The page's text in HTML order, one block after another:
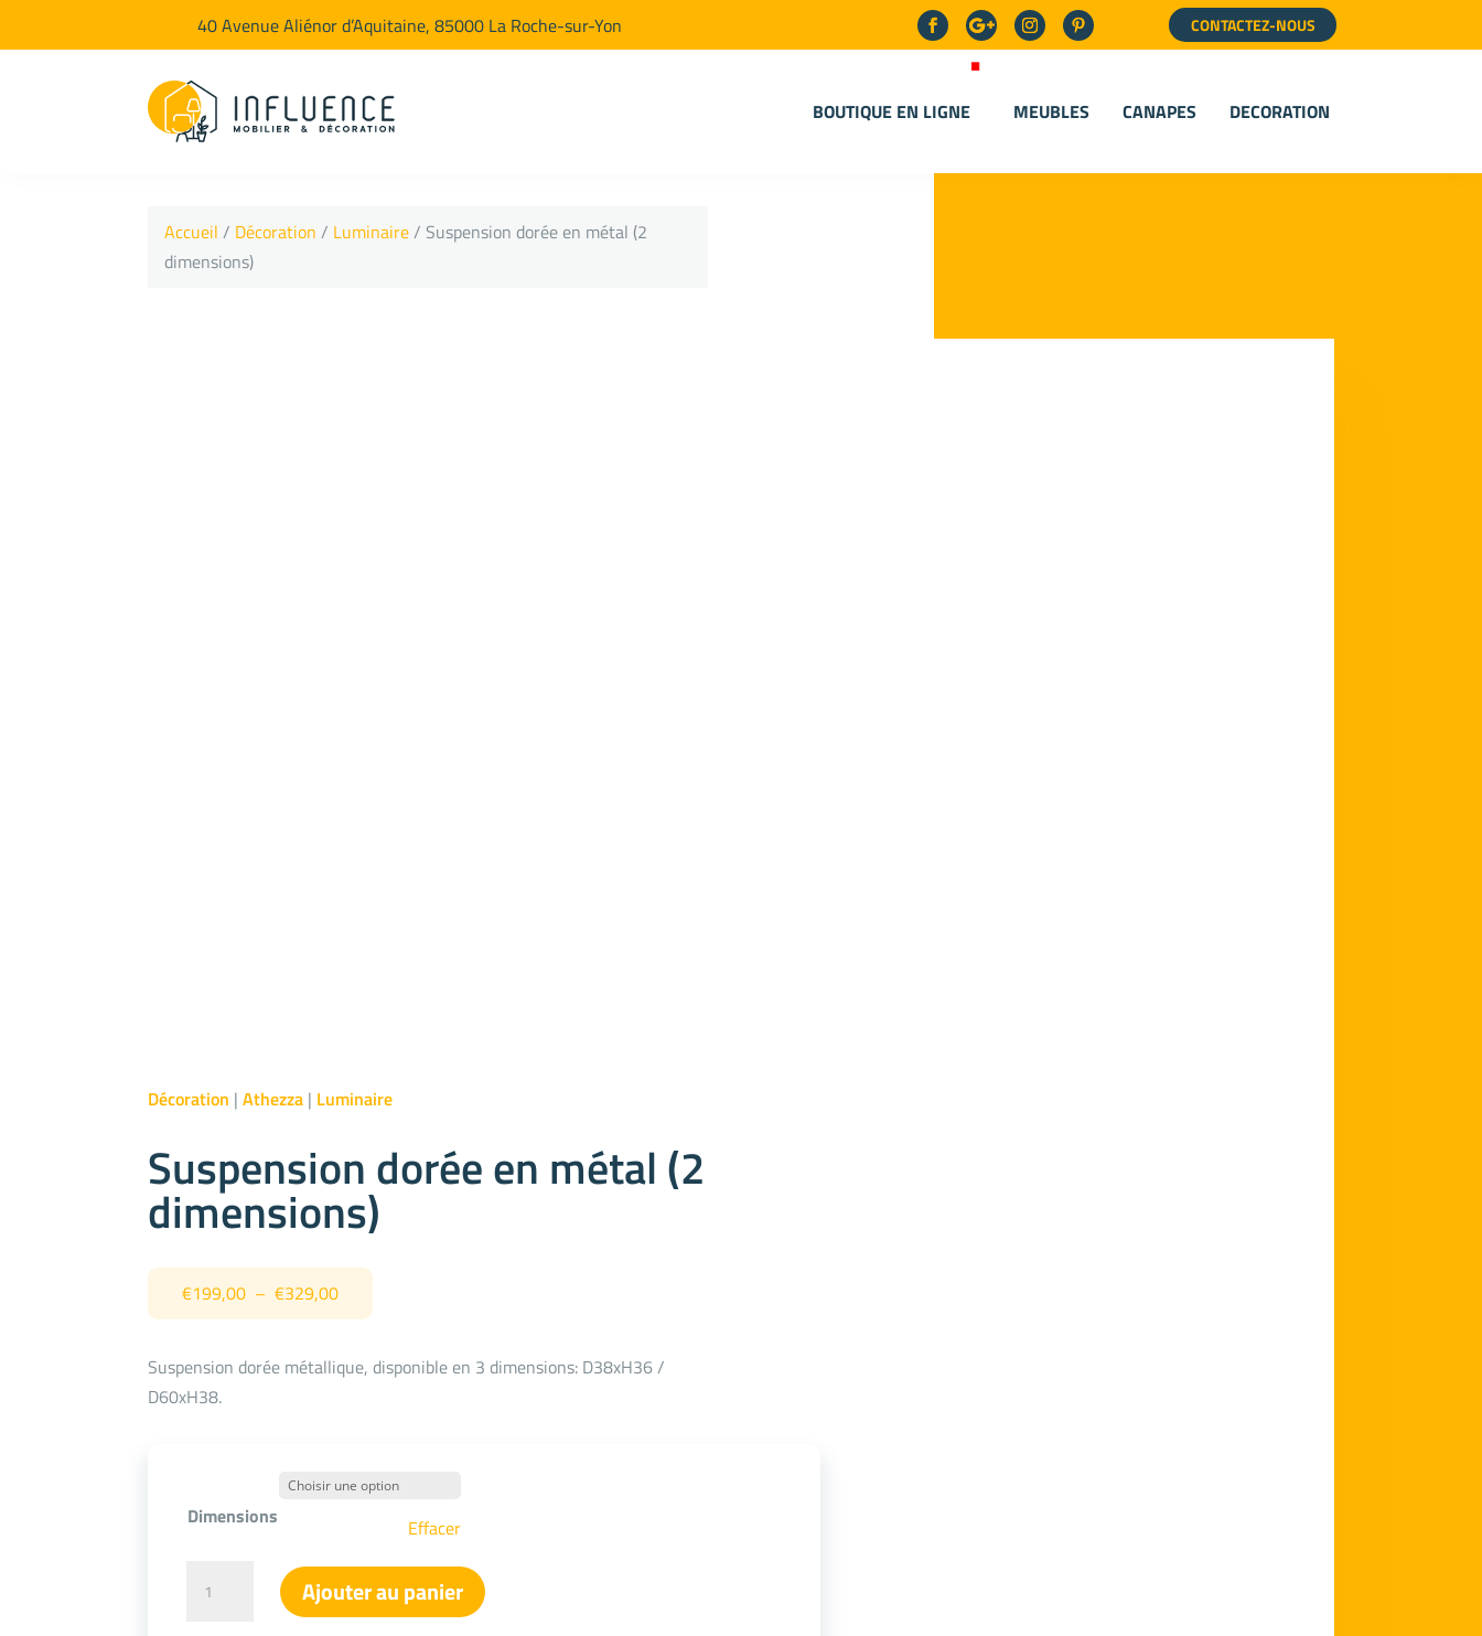
40 Avenue Aliénor d’Aquitaine, 85000 La Roche-sur-Yon CONTACTEZ-NOUS
BOUTIQUE EN LIGNE MEUBLES CANAPES DECORATION
Accueil / Décoration / Luminaire/ Suspension dorée en métal (2
dimensions)
Décoration |Athezza | Luminaire
Suspension dorée en métal (2
dimensions)
€199,00 – €329,00Plage
de
€199,00
Suspension dorée métallique, disponible en 3 dimensions: D38xH36 /
D60xH38.
Dimensions
Effacer
Ajouter au panier